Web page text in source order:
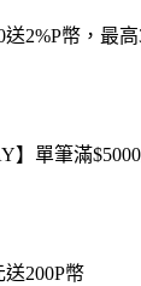
送2%P幣，最
】單筆滿
送200P幣